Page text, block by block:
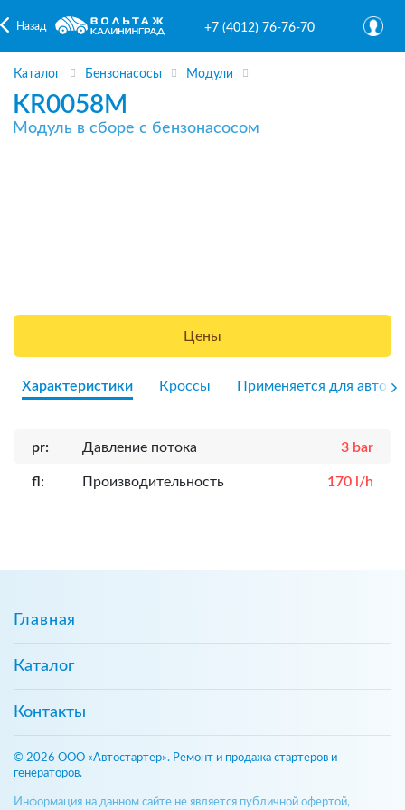
Назад +7 (4012) 76-76-70
Каталог Бензонасосы Модули
KR0058M
Модуль в сборе с бензонасосом
Цены
Характеристики Кроссы Применяется для авто
pr: Давление потока 3 bar
fl: Производительность 170 l/h
Главная
Каталог
Контакты
© 2026 ООО «Автостартер». Ремонт и продажа стартеров и
генераторов.
Информация на данном сайте не является публичной офертой,